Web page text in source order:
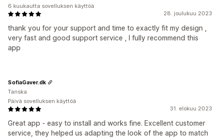
28. joulukuu 2023
thank you for your support and time to exactly fit my design ,
very fast and good support service , I fully recommend this
app
6 kuukautta sovelluksen käyttöä
31. elokuu 2023
Great app - easy to install and works fine. Excellent customer
service, they helped us adapting the look of the app to match
SofiaGaver.dk
Tanska
Päivä sovelluksen käyttöä